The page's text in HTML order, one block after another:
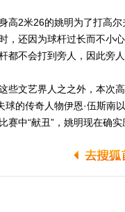
2米26的姚明为了打高尔
，还因为球杆过长而不小
都不会打到旁人，因此旁人
文艺界人之之外，本次高
球的传奇人物伊恩·伍斯
赛中“献丑”，姚明现在确实